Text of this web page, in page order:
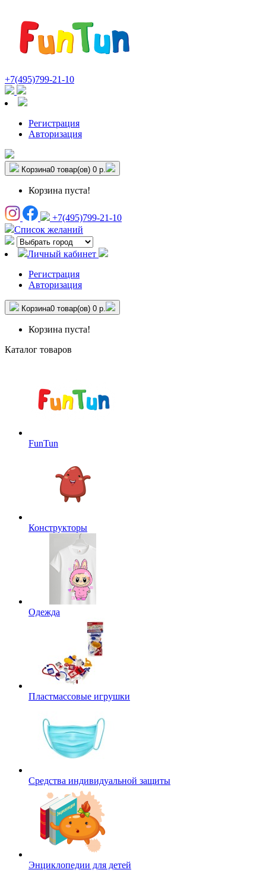
+7(495)799-21-10
Регистрация
Авторизация
Корзина0 товар(ов) 0 р.
Корзина пуста!
+7(495)799-21-10
Список желаний
Личный кабинет
Регистрация
Авторизация
Корзина0 товар(ов) 0 р.
Корзина пуста!
Каталог товаров
FunTun
Конструкторы
Одежда
Пластмассовые игрушки
Средства индивидуальной защиты
Энциклопедии для детей